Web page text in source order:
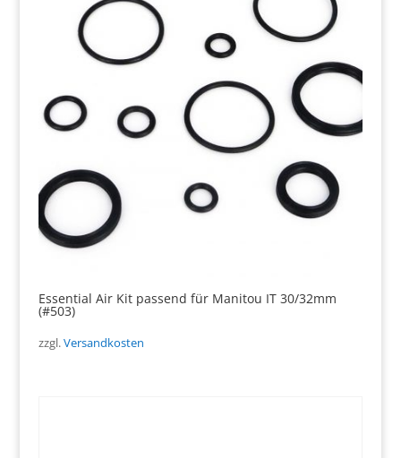
Essential Air Kit passend für Manitou IT 30/32mm
(#503)
zzgl.Versandkosten